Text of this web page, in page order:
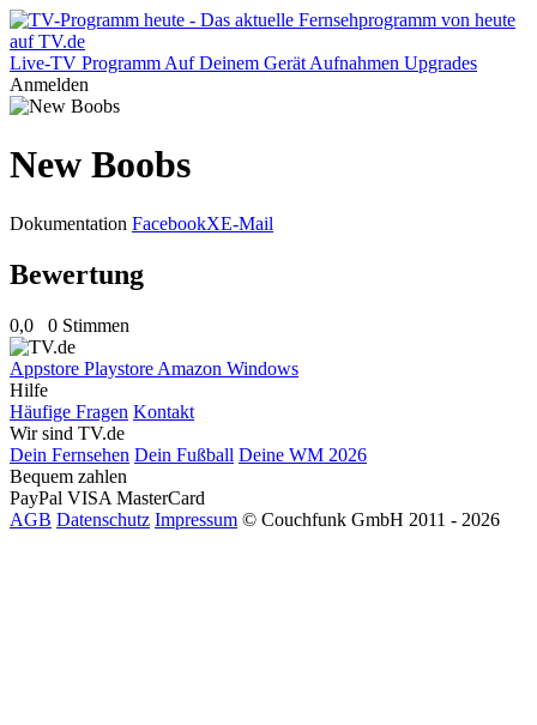
Live-TV Programm Auf Deinem Gerät Aufnahmen Upgrades
Anmelden
New Boobs
Dokumentation FacebookXE-Mail
Bewertung
0,0 0 Stimmen
Appstore Playstore Amazon Windows
Hilfe
Häufige Fragen Kontakt
Wir sind TV.de
Dein Fernsehen Dein Fußball Deine WM 2026
Bequem zahlen
PayPal VISA MasterCard
AGB Datenschutz Impressum © Couchfunk GmbH 2011 - 2026